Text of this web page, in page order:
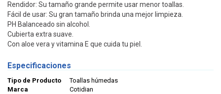
Rendidor: Su tamaño grande permite usar menor toallas.
Fácil de usar: Su gran tamaño brinda una mejor limpieza.
PH Balanceado sin alcohol.
Cubierta extra suave.
Con aloe vera y vitamina E que cuida tu piel.
Especificaciones
Tipo de Producto
Toallas húmedas
Marca
Cotidian